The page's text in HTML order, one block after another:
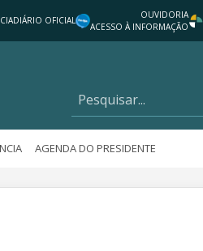
DIÁRIO OFICIAL
OUVIDORIA
ACESSO À INFORMAÇÃO
AGENDA DO PRESIDENTE